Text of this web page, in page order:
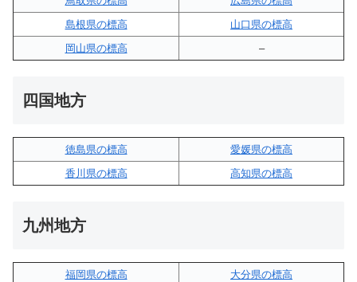
島根県の標高
山口県の標高
岡山県の標高
–
四国地方
徳島県の標高
愛媛県の標高
香川県の標高
高知県の標高
九州地方
福岡県の標高
大分県の標高